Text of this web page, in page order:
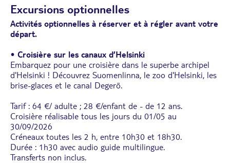
Excursions optionnelles
Activités optionnelles à réserver et à régler avant votre
départ.
• Croisière sur les canaux d’Helsinki
Embarquez pour une croisière dans le superbe archipel
d'Helsinki ! Découvrez Suomenlinna, le zoo d'Helsinki, les
brise-glaces et le canal Degerö.
Tarif : 64 €/ adulte ; 28 €/enfant de - de 12 ans.
Croisière réalisable tous les jours du 01/05 au
30/09/2026
Créneaux toutes les 2 h, entre 10h30 et 18h30.
Durée : 1h30 avec audio guide multilingue.
Transferts non inclus.